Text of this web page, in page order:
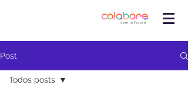
Post
Todos posts